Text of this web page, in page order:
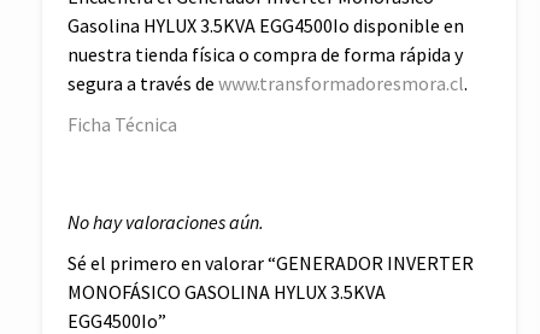
Gasolina HYLUX 3.5KVA EGG4500Io disponible en
nuestra tienda física o compra de forma rápida y
segura a través de www.transformadoresmora.cl.
Ficha Técnica
No hay valoraciones aún.
Sé el primero en valorar “GENERADOR INVERTER
MONOFÁSICO GASOLINA HYLUX 3.5KVA
EGG4500Io”